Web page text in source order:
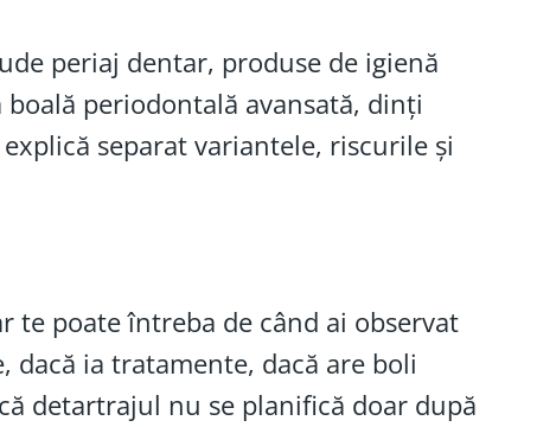
periaj dentar, produse de igienă
periodontală avansată, dinți
separat variantele, riscurile și
te poate întreba de când ai observat
dacă ia tratamente, dacă are boli
detartrajul nu se planifică doar după